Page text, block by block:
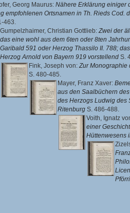
Georg Maurus: Nähere Erklärung einiger
empfohlenen Ortsnamen in Th. Rieds Cod.
463.
Gumpelzhaimer, Christian Gottlieb:Zwei der
das eine wohl aus dem 6ten oder 8ten
Garibald 591 oder Herzog Thassilo II. 788;
Herzog Arnold von Bayern 919 vorstellend S.
Fink, Joseph von:Zur Monographie
S. 480-485.
Mayer, Franz Xaver:
aus den Saalbüchern
des Herzogs Ludwig des
Ritenburg S. 486-488.
Voith, Ignatz
einer
Hüttenwesens